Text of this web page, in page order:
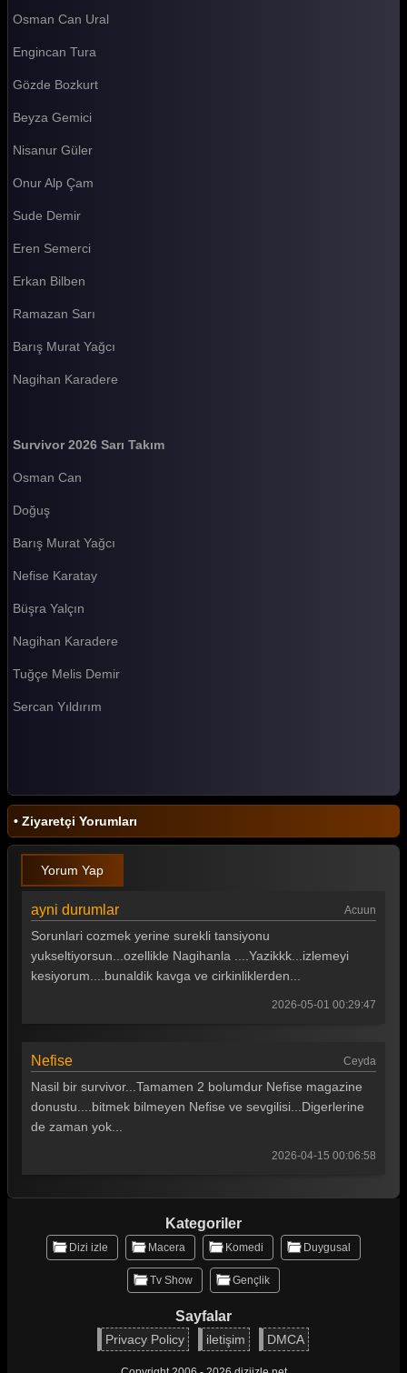
Survivor 2026 64. Bölüm
Survivor 2026 63. Bölüm
Survivor 2026 62. Bölüm
Survivor 2026 61. Bölüm
Survivor 2026 60. Bölüm
Survivor 2026 59. Bölüm
Survivor 2026 58. Bölüm
Survivor 2026 57. Bölüm
Survivor 2026 56. Bölüm
Survivor 2026 55. Bölüm
Survivor 2026 54. Bölüm
Survivor 2026 53. Bölüm
Survivor 2026 51. Bölüm
Survivor 2026 50. Bölüm
Survivor 2026 48. Bölüm
Survivor 2026 47. Bölüm
Survivor 2026 46. Bölüm
Survivor 2026 45. Bölüm
Survivor 2026 44. Bölüm
Survivor 2026 43. Bölüm
Survivor 2026 40. Bölüm
Survivor 2026 39. Bölüm
Survivor 2026 38. Bölüm
Survivor 2026 37. Bölüm
Survivor 2026 36. Bölüm
Survivor 2026 35. Bölüm
Survivor 2026 32. Bölüm
Survivor 2026 31. Bölüm
Survivor 2026 30. Bölüm
Survivor 2026 28. Bölüm
Survivor 2026 27. Bölüm
Survivor 2026 26. Bölüm
Survivor 2026 25. Bölüm
Survivor 2026 24. Bölüm
Osman Can Ural
Engincan Tura
Gözde Bozkurt
Beyza Gemici
Nisanur Güler
Onur Alp Çam
Sude Demir
Eren Semerci
Erkan Bilben
Ramazan Sarı
Barış Murat Yağcı
Nagihan Karadere
Survivor 2026 Sarı Takım
Osman Can
Doğuş
Barış Murat Yağcı
Nefise Karatay
Büşra Yalçın
Nagihan Karadere
Tuğçe Melis Demir
Sercan Yıldırım
• Ziyaretçi Yorumları
Yorum Yap
ayni durumlar Acuun
Sorunlari cozmek yerine surekli tansiyonu
yukseltiyorsun...ozellikle Nagihanla ....Yazikkk...izlemeyi
kesiyorum....bunaldik kavga ve cirkinliklerden...
2026-05-01 00:29:47
Nefise Ceyda
Nasil bir survivor...Tamamen 2 bolumdur Nefise magazine
donustu....bitmek bilmeyen Nefise ve sevgilisi...Digerlerine
de zaman yok...
2026-04-15 00:06:58
Kategoriler
Dizi izle Macera Komedi Duygusal
Tv Show Gençlik
Sayfalar
Privacy Policy iletişim DMCA